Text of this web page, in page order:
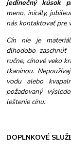
jedinečný kúsok
meno, inicály,
nás kontaktovať pre
Cín nie je
dlhodobo
ručne, cínové veko
tkaninou.
vodu alebo
požadovaný
leštenie cínu.
DOPLNKOVÉ